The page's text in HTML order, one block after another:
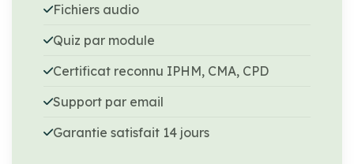
Fichiers audio
Quiz par module
Certificat reconnu IPHM, CMA, CPD
Support par email
Garantie satisfait 14 jours